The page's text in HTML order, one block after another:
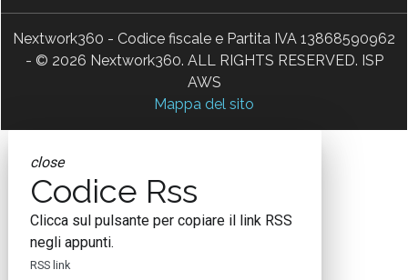
Nextwork360 - Codice fiscale e Partita IVA 13868590962
- © 2026 Nextwork360. ALL RIGHTS RESERVED. ISP
AWS
Mappa del sito
close
Codice Rss
Clicca sul pulsante per copiare il link RSS
negli appunti.
RSS link